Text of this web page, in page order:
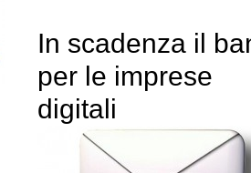
In scadenza il
per le imprese
digitali